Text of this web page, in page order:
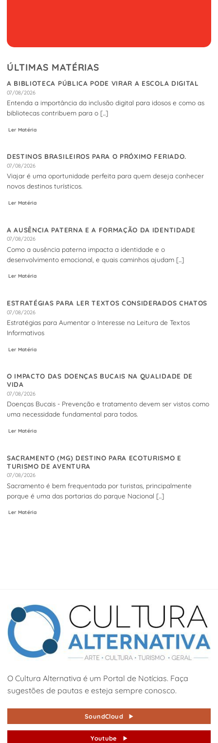
ÚLTIMAS MATÉRIAS
A BIBLIOTECA PÚBLICA PODE VIRAR A ESCOLA DIGITAL
07/08/2026
Entenda a importância da inclusão digital para idosos e como as
bibliotecas contribuem para o [...]
Ler Matéria
DESTINOS BRASILEIROS PARA O PRÓXIMO FERIADO.
07/08/2026
Viajar é uma oportunidade perfeita para quem deseja conhecer
novos destinos turísticos.
Ler Matéria
A AUSÊNCIA PATERNA E A FORMAÇÃO DA IDENTIDADE
07/08/2026
Como a ausência paterna impacta a identidade e o
desenvolvimento emocional, e quais caminhos ajudam [...]
Ler Matéria
ESTRATÉGIAS PARA LER TEXTOS CONSIDERADOS CHATOS
07/08/2026
Estratégias para Aumentar o Interesse na Leitura de Textos
Informativos
Ler Matéria
O IMPACTO DAS DOENÇAS BUCAIS NA QUALIDADE DE
VIDA
07/08/2026
Doenças Bucais - Prevenção e tratamento devem ser vistos como
uma necessidade fundamental para todos.
Ler Matéria
SACRAMENTO (MG) DESTINO PARA ECOTURISMO E
TURISMO DE AVENTURA
07/08/2026
Sacramento é bem frequentada por turistas, principalmente
porque é uma das portarias do parque Nacional [...]
Ler Matéria
O Cultura Alternativa é um Portal de Notícias. Faça
sugestões de pautas e esteja sempre conosco.
SoundCloud
Youtube